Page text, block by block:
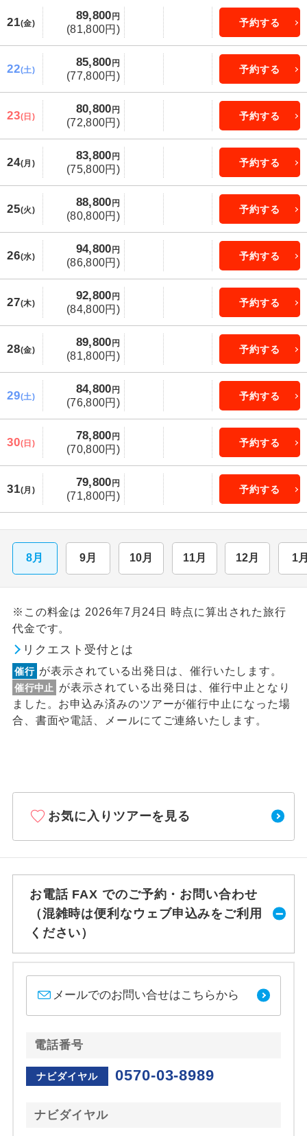
21(金)
89,800 円
(81,800円)
予約する
22(土)
85,800 円
(77,800円)
予約する
23(日)
80,800 円
(72,800円)
予約する
24(月)
83,800 円
(75,800円)
予約する
25(火)
88,800 円
(80,800円)
予約する
26(水)
94,800 円
(86,800円)
予約する
27(木)
92,800 円
(84,800円)
予約する
28(金)
89,800 円
(81,800円)
予約する
29(土)
84,800 円
(76,800円)
予約する
30(日)
78,800 円
(70,800円)
予約する
31(月)
79,800 円
(71,800円)
予約する
8月 9月 10月 11月 12月 1
※この料金は 2026年7月24日 時点に算出された旅行
代金です。
リクエスト受付とは
催行 が表示されている出発日は、催行いたします。
催行中止
が表示されている出発日は、催行中止となり
ました。お申込み済みのツアーが催行中止になった場
合、書面や電話、メールにてご連絡いたします。
お気に入りツアーを見る
お電話 FAX でのご予約・お問い合わせ
（混雑時は便利なウェブ申込みをご利用
ください）
メールでのお問い合せはこちらから
電話番号
ナビダイヤル 0570-03-8989
ナビダイヤル